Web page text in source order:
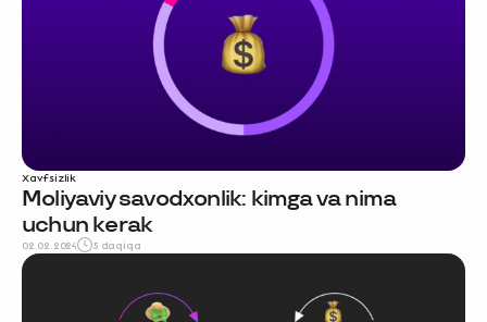
Xavfsizlik
Moliyaviy savodxonlik: kimga va nima
uchun kerak
02.02.2024 5 daqiqa
Uzum Bank bilan
ko'proq imtiyozlar
Ravnaqimizga hissa
qatnashing ❤️
boshlash